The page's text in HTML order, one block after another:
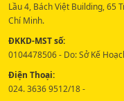
Lầu 4, Bách Việt Building, 65
Chí Minh.
ĐKKD-MST số:
0104478506 - Do: Sở Kế
Điện Thoại:
024. 3636 9512/18 -